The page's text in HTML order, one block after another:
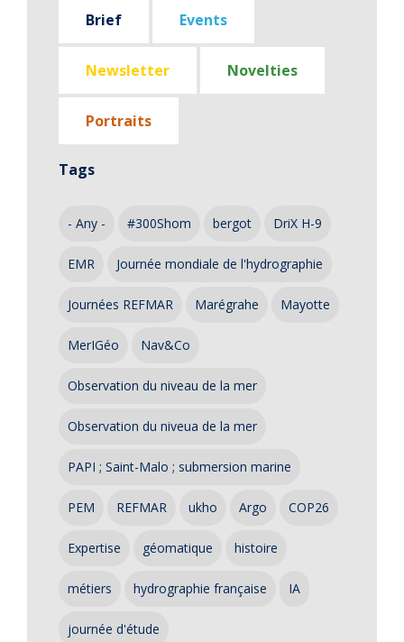
Brief Events
Newsletter Novelties
Portraits
Tags
- Any - #300Shom bergot DriX H-9
EMR Journée mondiale de l'hydrographie
Journées REFMAR Marégrahe Mayotte
MerIGéo Nav&Co
Observation du niveau de la mer
Observation du niveua de la mer
PAPI ; Saint-Malo ; submersion marine
PEM REFMAR ukho Argo COP26
Expertise géomatique histoire
métiers hydrographie française IA
journée d'étude